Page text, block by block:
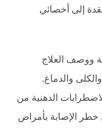
إلى أخصائي
ووصف العلاج
والدماغ.
الدهنية من
خطر الإصابة بأمراض